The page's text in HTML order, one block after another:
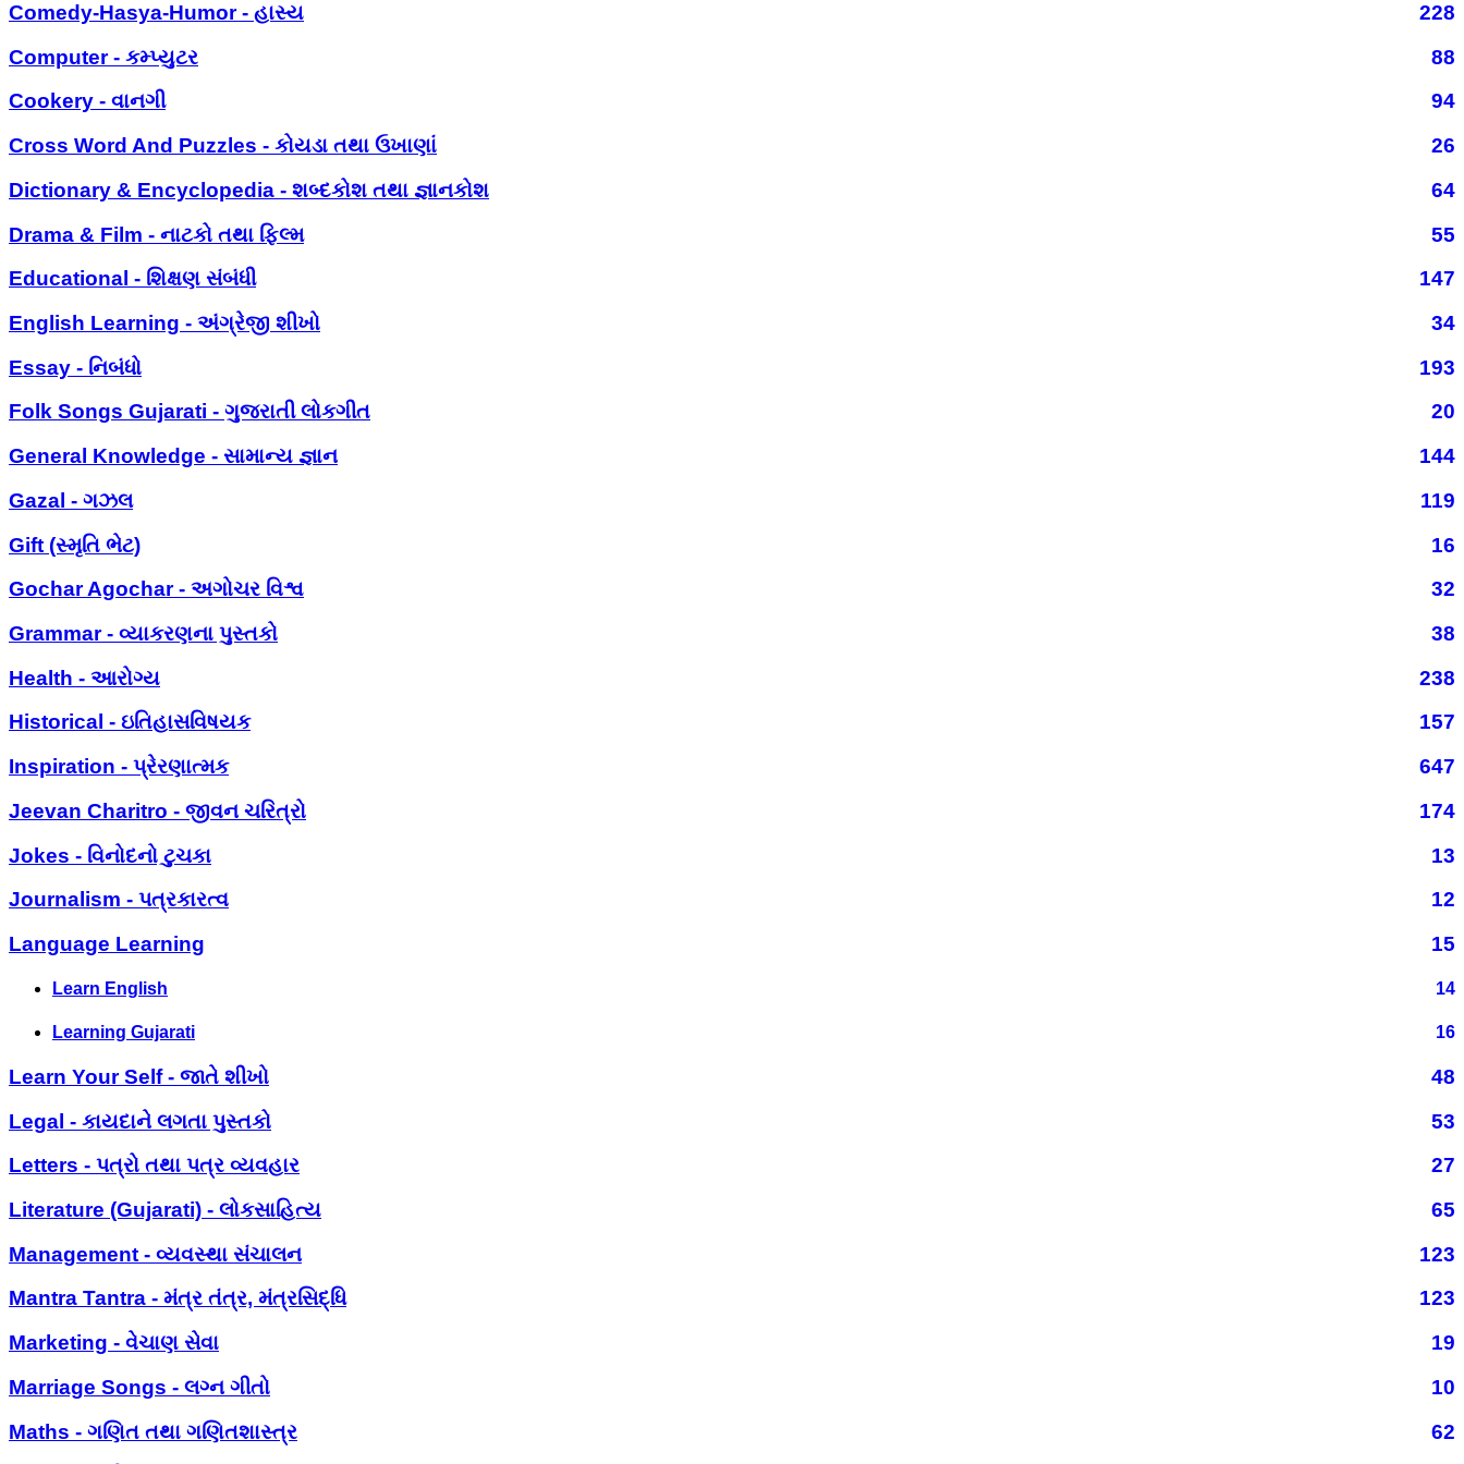
Comedy-Hasya-Humor - હાસ્ય
228
Computer - કમ્પ્યુટર
88
Cookery - વાનગી
94
Cross Word And Puzzles - કોયડા તથા ઉખાણાં
26
Dictionary & Encyclopedia - શબ્દકોશ તથા જ્ઞાનકોશ
64
Drama & Film - નાટકો તથા ફિલ્મ
55
Educational - શિક્ષણ સંબંધી
147
English Learning - અંગ્રેજી શીખો
34
Essay - નિબંધો
193
Folk Songs Gujarati - ગુજરાતી લોકગીત
20
General Knowledge - સામાન્ય જ્ઞાન
144
Gazal - ગઝલ
119
Gift (સ્મૃતિ ભેટ)
16
Gochar Agochar - અગોચર વિશ્વ
32
Grammar - વ્યાકરણના પુસ્તકો
38
Health - આરોગ્ય
238
Historical - ઇતિહાસવિષયક
157
Inspiration - પ્રેરણાત્મક
647
Jeevan Charitro - જીવન ચરિત્રો
174
Jokes - વિનોદનો ટુચકા
13
Journalism - પત્રકારત્વ
12
Language Learning
15
Learn English 14
Learning Gujarati 16
Learn Your Self - જાતે શીખો
48
Legal - કાયદાને લગતા પુસ્તકો
53
Letters - પત્રો તથા પત્ર વ્યવહાર
27
Literature (Gujarati) - લોકસાહિત્ય
65
Management - વ્યવસ્થા સંચાલન
123
Mantra Tantra - મંત્ર તંત્ર, મંત્રસિદ્ધિ
123
Marketing - વેચાણ સેવા
19
Marriage Songs - લગ્ન ગીતો
10
Maths - ગણિત તથા ગણિતશાસ્ત્ર
62